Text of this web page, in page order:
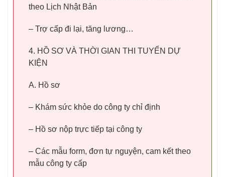
theo Lịch Nhật Bản
– Trợ cấp đi lại, tăng lương…
4. HỒ SƠ VÀ THỜI GIAN THI TUYỂN DỰ
KIỆN
A. Hồ sơ
– Khám sức khỏe do công ty chỉ định
– Hồ sơ nộp trực tiếp tại công ty
– Các mẫu form, đơn tự nguyện, cam kết theo
mẫu công ty cấp